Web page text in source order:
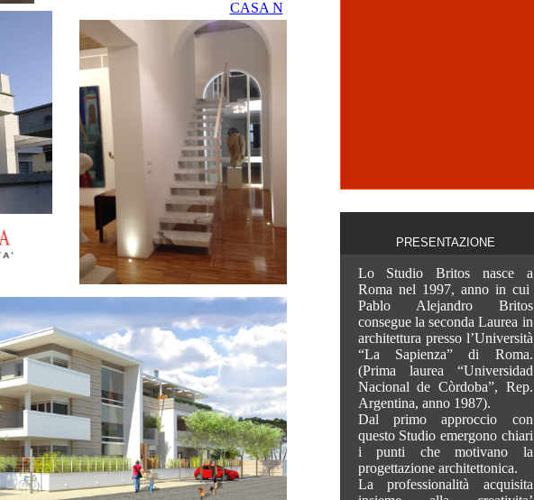
CASA N
PRESENTAZIONE
Lo Studio Britos nasce a
Roma nel 1997, anno in cui
Pablo Alejandro Britos
consegue la seconda Laurea in
architettura presso l’Università
“La Sapienza” di Roma.
(Prima laurea “Universidad
Nacional de Còrdoba”, Rep.
Argentina, anno 1987).
Dal primo approccio con
questo Studio emergono chiari
i punti che motivano la
progettazione architettonica.
La professionalità acquisita